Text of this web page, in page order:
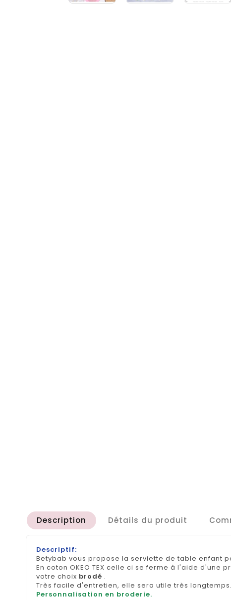
Description Détails du produit
Descriptif:
Betybab vous propose la serviette de table enfant
En coton OKEO TEX celle ci se ferme à l'aide
votre choix brodé .
Très facile d'entretien, elle sera utile très longtemps.
Personnalisation en broderie.